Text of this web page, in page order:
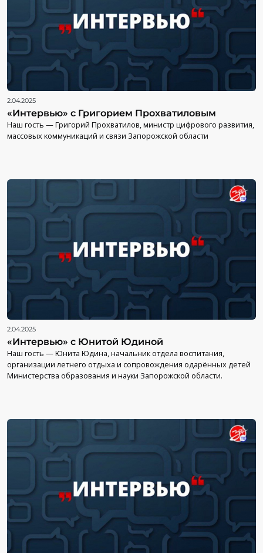
2.04.2025
«Интервью» с Григорием Прохватиловым
Наш гость — Григорий Прохватилов, министр цифрового развития,
массовых коммуникаций и связи Запорожской области
2.04.2025
«Интервью» с Юнитой Юдиной
Наш гость — Юнита Юдина, начальник отдела воспитания,
организации летнего отдыха и сопровождения одарённых детей
Министерства образования и науки Запорожской области.